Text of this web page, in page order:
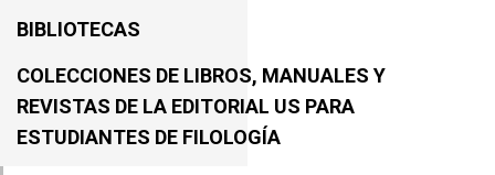
BIBLIOTECAS
COLECCIONES DE LIBROS, MANUALES Y
REVISTAS DE LA EDITORIAL US PARA
ESTUDIANTES DE FILOLOGÍA